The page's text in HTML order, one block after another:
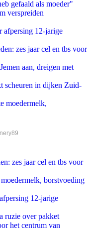
gefaald als moeder"
verspreiden
afpersing 12-jarige
zes jaar cel en tbs voor
aan, dreigen met
scheuren in dijken Zuid-
moedermelk,
zes jaar cel en tbs voor
borstvoeding
12-jarige
ruzie over pakket
het centrum van